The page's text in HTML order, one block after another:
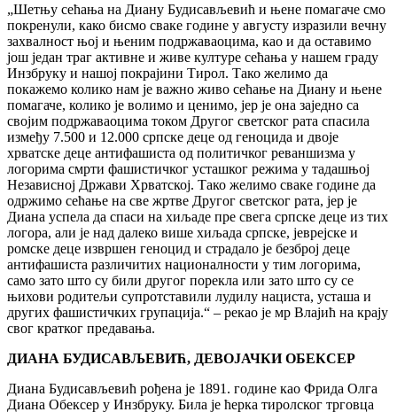
„Шетњу сећања на Диану Будисављевић и њене помагаче смо
покренули, како бисмо сваке године у августу изразили вечну
захвалност њој и њеним подржаваоцима, као и да оставимо
још један траг активне и живе културе сећања у нашем граду
Инзбруку и нашој покрајини Тирол. Тако желимо да
покажемо колико нам је важно живо сећање на Диану и њене
помагаче, колико је волимо и ценимо, јер је она заједно са
својим подржаваоцима током Другог светског рата спасила
између 7.500 и 12.000 српске деце од геноцида и двоје
хрватске деце антифашиста од политичког реваншизма у
логорима смрти фашистичког усташког режима у тадашњој
Независној Држави Хрватској. Тако желимо сваке године да
одржимо сећање на све жртве Другог светског рата, јер је
Диана успела да спаси на хиљаде пре свега српске деце из тих
логора, али је над далеко више хиљада српске, јеврејске и
ромске деце извршен геноцид и страдало је безброј деце
антифашиста различитих националности у тим логорима,
само зато што су били другог порекла или зато што су се
њихови родитељи супротставили лудилу нациста, усташа и
других фашистичких групација.“ – рекао је мр Влајић на крају
свог кратког предавања.
ДИАНА БУДИСАВЉЕВИЋ, ДЕВОЈАЧКИ ОБЕКСЕР
Диана Будисављевић рођена је 1891. године као Фрида Олга
Диана Обексер у Инзбруку. Била је ћерка тиролског трговца